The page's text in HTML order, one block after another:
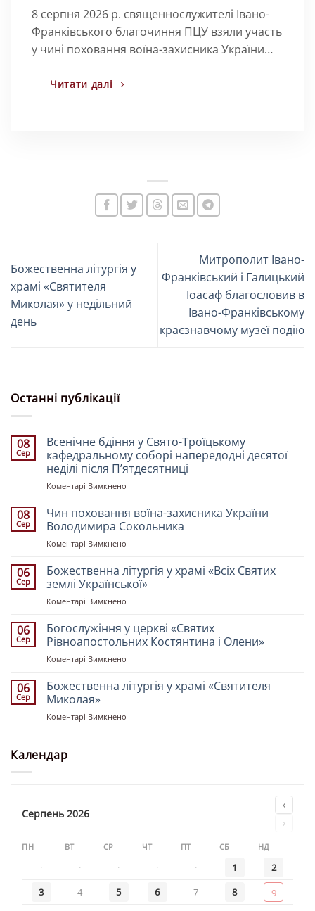
8 серпня 2026 р. священнослужителі Івано-
Франківського благочиння ПЦУ взяли участь
у чині поховання воїна-захисника України…
Читати далі
Божественна літургія у
храмі «Святителя
Миколая» у недільний
день
Митрополит Івано-
Франківський і Галицький
Іоасаф благословив в
Івано-Франківському
краєзнавчому музеї подію
Останні публікації
08
Сер
Всенічне бдіння у Свято-Троїцькому
кафедральному соборі напередодні десятої
неділі після Пʼятдесятниці
Коментарі Вимкнено
бдіння
у
Свято-
соборі
напередодні
Пʼятдесятниці
08
Сер
Чин поховання воїна-захисника України
Володимира Сокольника
Коментарі Вимкнено
поховання
воїна-
захисника
Сокольника
06
Сер
Божественна літургія у храмі «Всіх Святих
землі Української»
Коментарі Вимкнено
літургія
у
храмі
землі
Української»
06
Сер
Богослужіння у церкві «Святих
Рівноапостольних Костянтина і Олени»
Коментарі Вимкнено
у
церкві
06
Сер
Божественна літургія у храмі «Святителя
Миколая»
Коментарі Вимкнено
Календар
Серпень 2026
‹
›
ПН ВТ СР ЧТ ПТ СБ НД
· · · · · 1
2
3
4 5 6 7 8
9